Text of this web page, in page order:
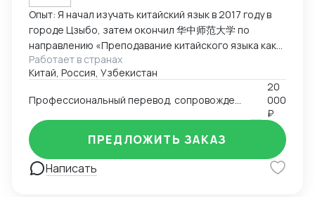
Опыт: Я начал изучать китайский язык в 2017 году в
городе Цзыбо, затем окончил 华中师范大学 по
направлению «Преподавание китайского языка как
иностранного». Прожил в Китае восемь лет,
занимался преподаванием китайского языка
иностранцам, работал переводчиком и участвовал в
международных проектах. Кроме педагогической
деятельности, я проводил аудиты китайских заводов,
инспекции товаров перед экспортом и оценку
соответствия продукции требованиям заказчиков.
Этот опыт укрепил мои навыки деловой
Работает в странах
Китай, Россия, Узбекистан
Профессиональный перевод, сопровождение, аудит и инспекция товаров, подбор партнёров, консультации по импорту/экспорту
20
000
₽
Написать
ПРЕДЛОЖИТЬ ЗАКАЗ